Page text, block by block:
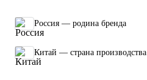
Россия — родина бренда
Китай — страна производства